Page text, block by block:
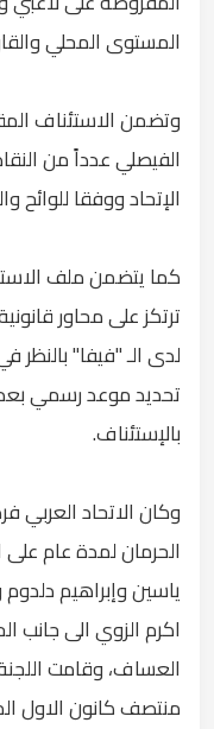
المستوى المحلي
وتضمن الاستئناف
الفيصلي عدداً من
الإتحاد ووفقا للوائح
كما يتضمن ملف
ترتكز على محاور
لدى الـ "فيفا"
تحديد موعد رسمي بعد
بالإستئناف.
وكان الاتحاد
الحرمان لمدة عام على
ياسين وإبراهيم
اكرم الزوي الى جانب
العساف، وقامت
منتصف كانون الاول